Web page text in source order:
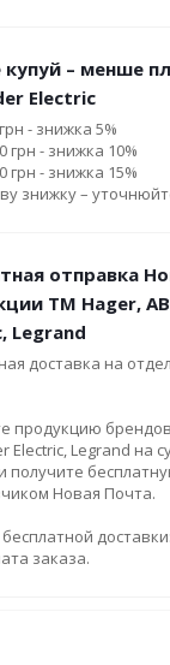
купуй – менше
Electric
- знижка 5%
грн - знижка 10%
грн - знижка 15%
знижку –
отправка
ТМ Hager,
Legrand
доставка на
продукцию брендов
Electric, Legrand на
получите
Новая Почта.
заказа.